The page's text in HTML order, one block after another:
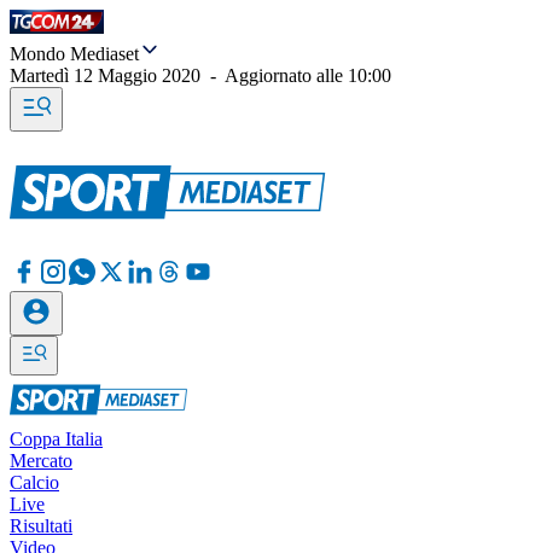
Mondo Mediaset
Martedì 12 Maggio 2020 - Aggiornato alle 10:00
Coppa Italia
Mercato
Calcio
Live
Risultati
Video